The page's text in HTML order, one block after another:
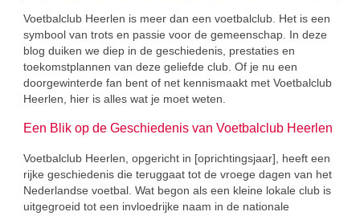
Voetbalclub Heerlen is meer dan een voetbalclub. Het is een
symbool van trots en passie voor de gemeenschap. In deze
blog duiken we diep in de geschiedenis, prestaties en
toekomstplannen van deze geliefde club. Of je nu een
doorgewinterde fan bent of net kennismaakt met Voetbalclub
Heerlen, hier is alles wat je moet weten.
Een Blik op de Geschiedenis van Voetbalclub Heerlen
Voetbalclub Heerlen, opgericht in [oprichtingsjaar], heeft een
rijke geschiedenis die teruggaat tot de vroege dagen van het
Nederlandse voetbal. Wat begon als een kleine lokale club is
uitgegroeid tot een invloedrijke naam in de nationale